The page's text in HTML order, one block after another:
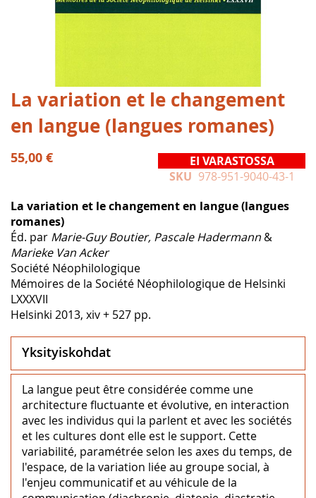
Skip
to
the
of
gallery
La variation et le changement
en langue (langues romanes)
55,00 €
EI VARASTOSSA
SKU 978-951-9040-43-1
La variation et le changement en langue (langues
romanes)
Éd. par Marie-Guy Boutier, Pascale Hadermann &
Marieke Van Acker
Société Néophilologique
Mémoires de la Société Néophilologique de Helsinki
LXXXVII
Helsinki 2013, xiv + 527 pp.
Yksityiskohdat
La langue peut être considérée comme une
architecture fluctuante et évolutive, en interaction
avec les individus qui la parlent et avec les sociétés
et les cultures dont elle est le support. Cette
variabilité, paramétrée selon les axes du temps, de
l'espace, de la variation liée au groupe social, à
l'enjeu communicatif et au véhicule de la